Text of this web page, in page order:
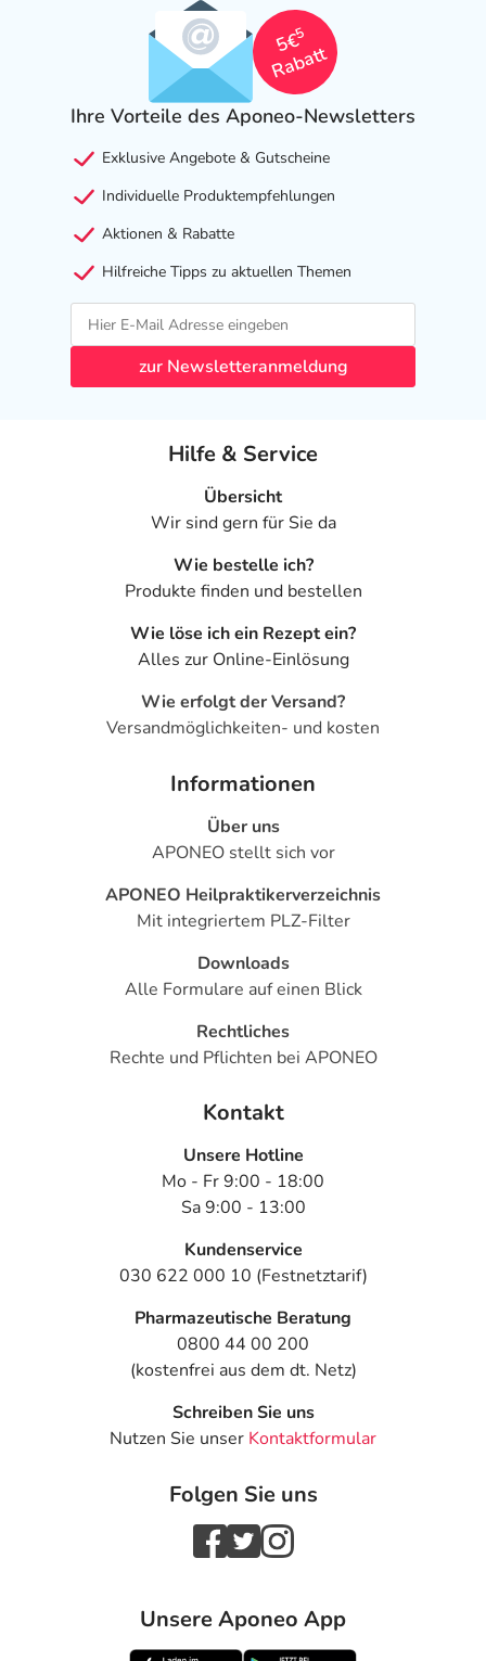
5€
5
Rabatt
Ihre Vorteile des Aponeo-Newsletters
Exklusive Angebote & Gutscheine
Individuelle Produktempfehlungen
Aktionen & Rabatte
Hilfreiche Tipps zu aktuellen Themen
zur Newsletteranmeldung
Hilfe & Service
Übersicht
Wir sind gern für Sie da
Wie bestelle ich?
Produkte finden und bestellen
Wie löse ich ein Rezept ein?
Alles zur Online-Einlösung
Wie erfolgt der Versand?
Versandmöglichkeiten- und kosten
Informationen
Über uns
APONEO stellt sich vor
APONEO Heilpraktikerverzeichnis
Mit integriertem PLZ-Filter
Downloads
Alle Formulare auf einen Blick
Rechtliches
Rechte und Pflichten bei APONEO
Kontakt
Unsere Hotline
Mo - Fr 9:00 - 18:00
Sa 9:00 - 13:00
Kundenservice
030 622 000 10 (Festnetztarif)
Pharmazeutische Beratung
0800 44 00 200
(kostenfrei aus dem dt. Netz)
Schreiben Sie uns
Nutzen Sie unser Kontaktformular
Folgen Sie uns
Unsere Aponeo App